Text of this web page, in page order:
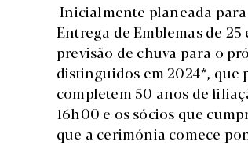
Inicialmente planeada
Entrega de Emblemas de
previsão de chuva para o
distinguidos em 2024*, que
completem 50 anos de
16h00 e os sócios que
que a cerimónia comece